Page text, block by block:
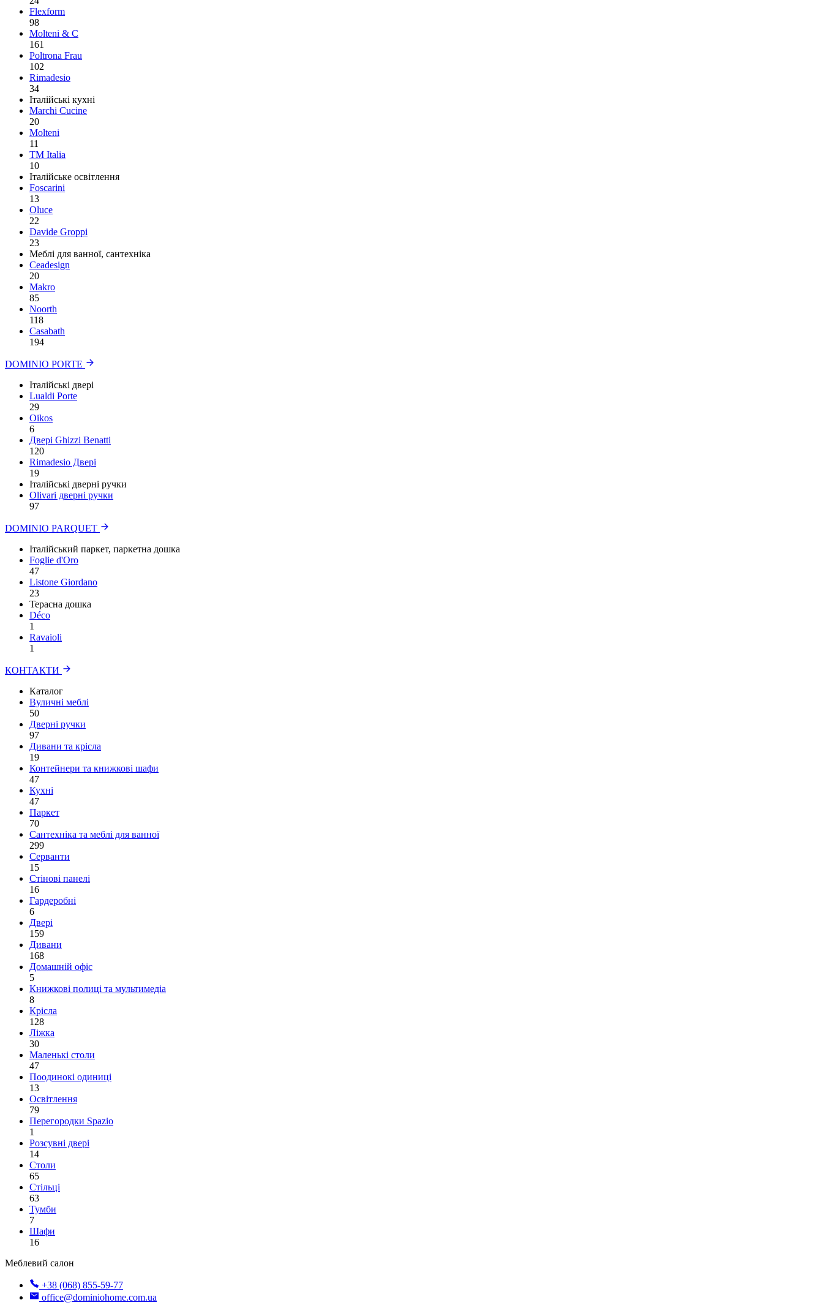
Flexform
98
Molteni & C
161
Poltrona Frau
102
Rimadesio
34
Італійські кухні
Marchi Cucine
20
Molteni
11
TM Italia
10
Італійське освітлення
Foscarini
13
Oluce
22
Davide Groppi
23
Меблі для ванної, сантехніка
Ceadesign
20
Makro
85
Noorth
118
Сasabath
194
DOMINIO PORTE
Італійські двері
Lualdi Porte
29
Oikos
6
Двері Ghizzi Benatti
120
Rimadesio Двері
19
Італійські дверні ручки
Olivari дверні ручки
97
DOMINIO PARQUET
Італійський паркет, паркетна дошка
Foglie d'Oro
47
Listone Giordano
23
Терасна дошка
Déco
1
Ravaioli
1
КОНТАКТИ
Каталог
Вуличні меблі
50
Дверні ручки
97
Дивани та крісла
19
Контейнери та книжкові шафи
47
Кухні
47
Паркет
70
Сантехніка та меблі для ванної
299
Серванти
15
Стінові панелі
16
Гардеробні
6
Двері
159
Дивани
168
Домашній офіс
5
Книжкові полиці та мультимедіа
8
Крісла
128
Ліжка
30
Маленькі столи
47
Поодинокі одиниці
13
Освітлення
79
Перегородки Spazio
1
Розсувні двері
14
Столи
65
Стільці
63
Тумби
7
Шафи
16
Меблевий салон
+38 (068) 855-59-77
office@dominiohome.com.ua